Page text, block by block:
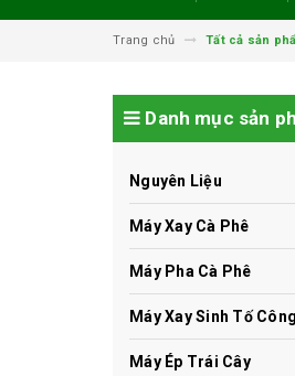
Trang chủ Tất cả sản
Danh mục sản
Nguyên Liệu
Máy Xay Cà Phê
Máy Pha Cà Phê
Máy Xay Sinh Tố
Máy Ép Trái Cây